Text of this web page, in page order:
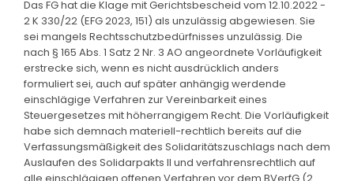
Das FG hat die Klage mit Gerichtsbescheid vom 12.10.2022 -
2 K 330/22 (EFG 2023, 151) als unzulässig abgewiesen. Sie
sei mangels Rechtsschutzbedürfnisses unzulässig. Die
nach § 165 Abs. 1 Satz 2 Nr. 3 AO angeordnete Vorläufigkeit
erstrecke sich, wenn es nicht ausdrücklich anders
formuliert sei, auch auf später anhängig werdende
einschlägige Verfahren zur Vereinbarkeit eines
Steuergesetzes mit höherrangigem Recht. Die Vorläufigkeit
habe sich demnach materiell-rechtlich bereits auf die
Verfassungsmäßigkeit des Solidaritätszuschlags nach dem
Auslaufen des Solidarpakts II und verfahrensrechtlich auf